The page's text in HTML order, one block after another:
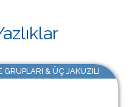
GRUPLARI & ÜÇ JAKUZILI